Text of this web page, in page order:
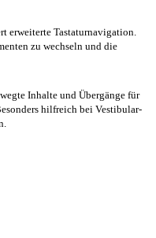
erweiterte Tastaturnavigation.
zu wechseln und die
Inhalte und Übergänge für
hilfreich bei Vestibular-